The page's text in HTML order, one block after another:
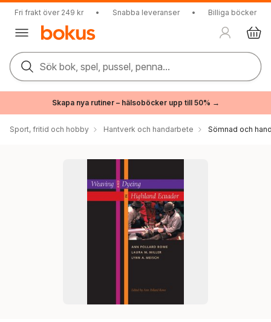
Fri frakt över 249 kr • Snabba leveranser • Billiga böcker
Sök bok, spel, pussel, penna...
Skapa nya rutiner – hälsoböcker upp till 50% →
Sport, fritid och hobby Hantverk och handarbete Sömnad och